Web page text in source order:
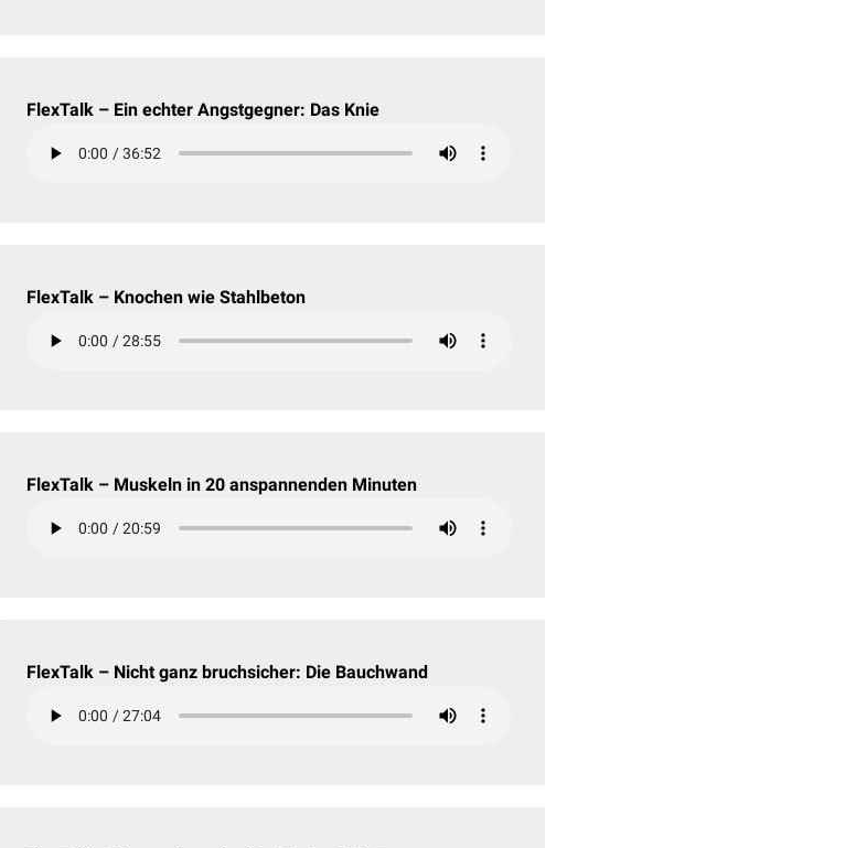
FlexTalk – Ein echter Angstgegner: Das Knie
FlexTalk – Knochen wie Stahlbeton
FlexTalk – Muskeln in 20 anspannenden Minuten
FlexTalk – Nicht ganz bruchsicher: Die Bauchwand